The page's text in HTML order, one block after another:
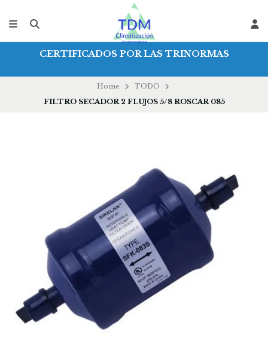
CERTIFICADOS POR LAS TRINORMAS
Home
TODO
FILTRO SECADOR 2 FLUJOS 5/8 ROSCAR 085